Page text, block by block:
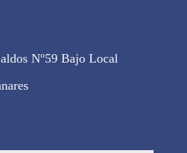
Nº59 Bajo Local